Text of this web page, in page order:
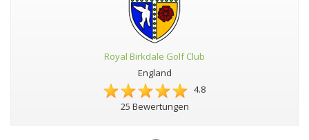
Royal Birkdale Golf Club
England
4.8
25 Bewertungen